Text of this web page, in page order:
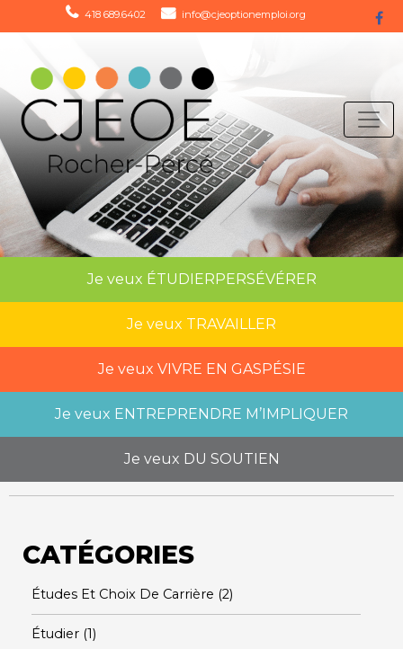
418 689.6402 info@cjeoptionemploi.org
Je veux ÉTUDIERPERSÉVÉRER
Je veux TRAVAILLER
Je veux VIVRE EN GASPÉSIE
Je veux ENTREPRENDRE M’IMPLIQUER
Je veux DU SOUTIEN
CATÉGORIES
Études Et Choix De Carrière (2)
Étudier (1)